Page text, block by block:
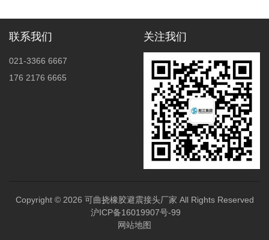
联系我们
021-3366 6667
176 2176 6665
关注我们
Copyright © 2026 可曲挠橡胶避震接头厂家 All Rights Reserved
沪ICP备16019907号-99
网站地图